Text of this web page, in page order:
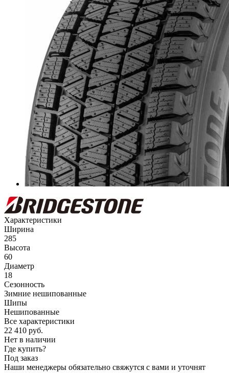
Характеристики
Ширина
285
Высота
60
Диаметр
18
Сезонность
Зимние нешипованные
Шипы
Нешипованные
Все характеристики
22 410 руб.
Нет в наличии
Где купить?
Под заказ
Наши менеджеры обязательно свяжутся с вами и уточнят